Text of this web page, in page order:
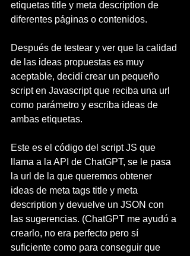
etiquetas title y meta description de
diferentes páginas o contenidos.
Después de testear y ver que la calidad
de las ideas propuestas es muy
aceptable, decidí crear un pequeño
script en Javascript que reciba una url
como parámetro y escriba ideas de
ambas etiquetas.
Este es el código del script JS que
llama a la API de ChatGPT, se le pasa
la url de la que queremos obtener
ideas de meta tags title y meta
description y devuelve un JSON con
las sugerencias. (ChatGPT me ayudó a
crearlo, no era perfecto pero sí
suficiente como para conseguir que